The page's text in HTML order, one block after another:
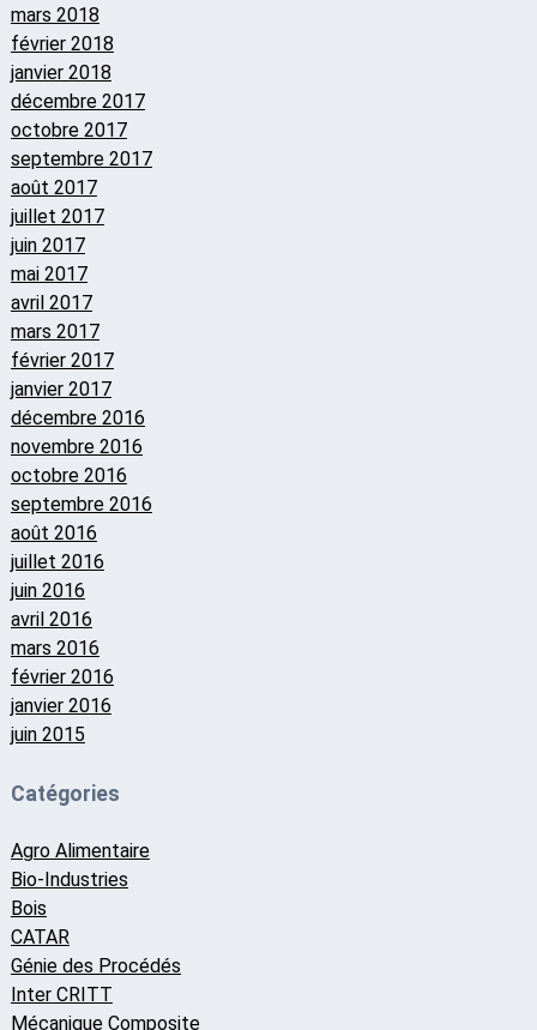
mars 2018
février 2018
janvier 2018
décembre 2017
octobre 2017
septembre 2017
août 2017
juillet 2017
juin 2017
mai 2017
avril 2017
mars 2017
février 2017
janvier 2017
décembre 2016
novembre 2016
octobre 2016
septembre 2016
août 2016
juillet 2016
juin 2016
avril 2016
mars 2016
février 2016
janvier 2016
juin 2015
Catégories
Agro Alimentaire
Bio-Industries
Bois
CATAR
Génie des Procédés
Inter CRITT
Mécanique Composite